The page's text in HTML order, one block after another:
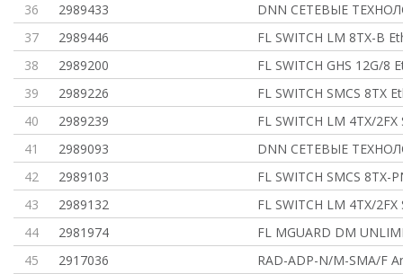
36
2989433
DNN СЕТЕВЫЕ
37
2989446
FL SWITCH LM 8TX-B
38
2989200
FL SWITCH GHS 12G/8
39
2989226
FL SWITCH SMCS 8TX
40
2989239
FL SWITCH LM 4TX/2FX
41
2989093
DNN СЕТЕВЫЕ
42
2989103
FL SWITCH SMCS 8TX-
43
2989132
FL SWITCH LM 4TX/2FX
44
2981974
FL MGUARD DM
45
2917036
RAD-ADP-N/M-SMA/F